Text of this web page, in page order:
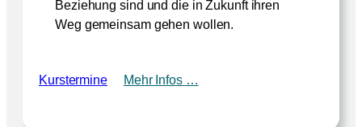
Beziehung sind und die in Zukunft ihren
Weg gemeinsam gehen wollen.
Kurstermine Mehr Infos …